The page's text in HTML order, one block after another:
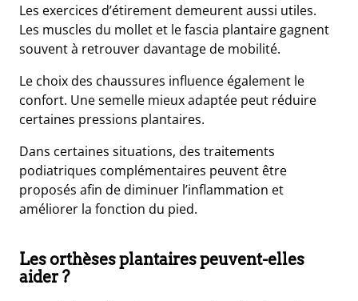
Les exercices d’étirement demeurent aussi utiles.
Les muscles du mollet et le fascia plantaire gagnent
souvent à retrouver davantage de mobilité.
Le choix des chaussures influence également le
confort. Une semelle mieux adaptée peut réduire
certaines pressions plantaires.
Dans certaines situations, des traitements
podiatriques complémentaires peuvent être
proposés afin de diminuer l’inflammation et
améliorer la fonction du pied.
Les orthèses plantaires peuvent-elles
aider ?